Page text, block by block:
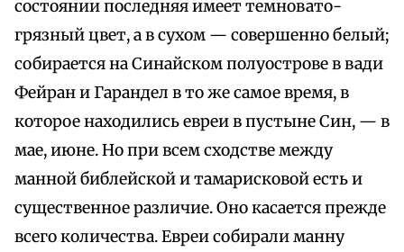
состоянии последняя имеет темновато-
грязный цвет, а в сухом — совершенно белый;
собирается на Синайском полуострове в вади
Фейран и Гарандел в то же самое время, в
которое находились евреи в пустыне Син, — в
мае, июне. Но при всем сходстве между
манной библейской и тамарисковой есть и
существенное различие. Оно касается прежде
всего количества. Евреи собирали манну